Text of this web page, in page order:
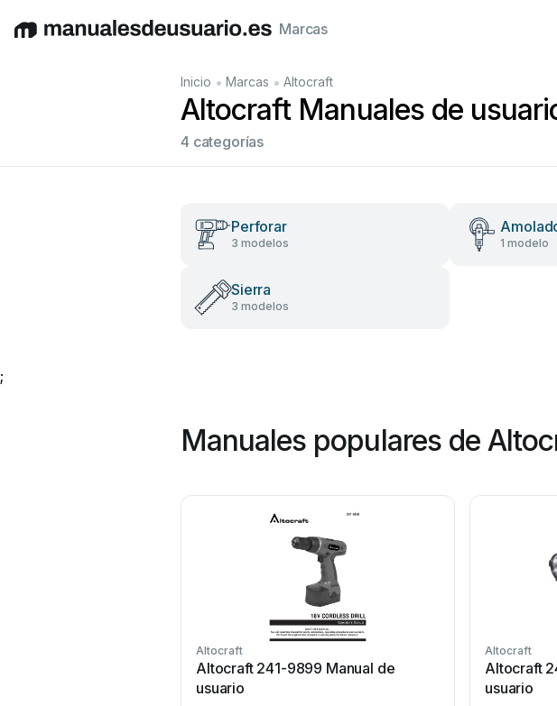
EnglishDeutschEspañolItaliano Français
Marcas
Inicio • Marcas • Altocraft
Altocraft Manuales de
4 categorías
Perforar
3 modelos 1 modelo
Sierra
3 modelos
;
Manuales populares de
Altocraft
Altocraft 241-9899 Manual de
usuario
Altocraft
Altocraft
usuario